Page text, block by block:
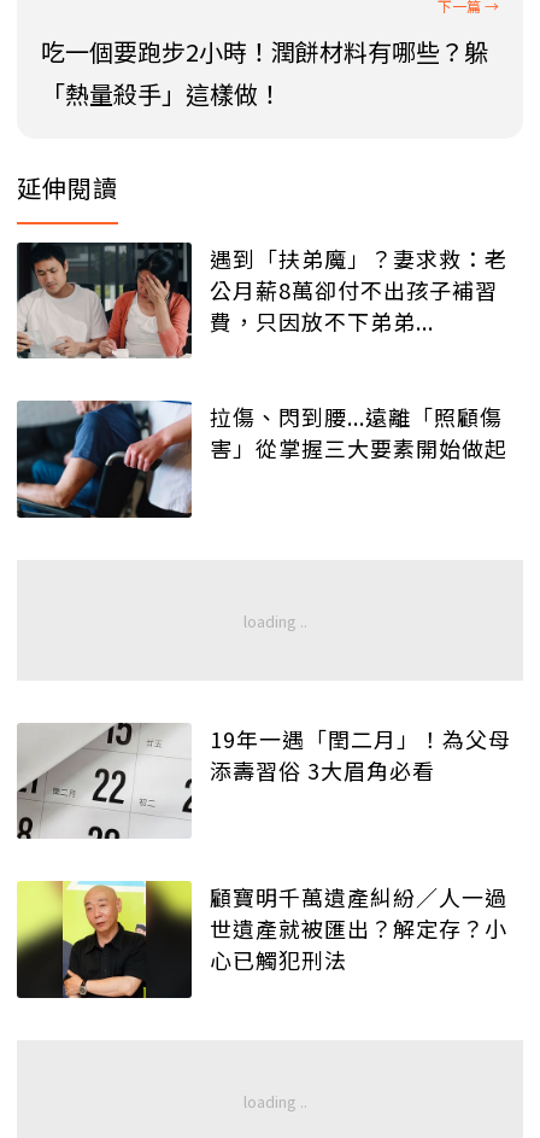
吃一個要跑步2小時！潤餅材料有哪些？躲
「熱量殺手」這樣做！
延伸閱讀
遇到「扶弟魔」？妻求救：老
公月薪8萬卻付不出孩子補習
費，只因放不下弟弟...
拉傷、閃到腰...遠離「照顧傷
害」從掌握三大要素開始做起
19年一遇「閏二月」！為父母
添壽習俗 3大眉角必看
顧寶明千萬遺產糾紛／人一過
世遺產就被匯出？解定存？小
心已觸犯刑法